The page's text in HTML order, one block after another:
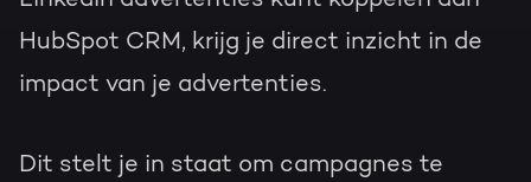
HubSpot CRM, krijg je direct inzicht in de
impact van je advertenties.
Dit stelt je in staat om campagnes te